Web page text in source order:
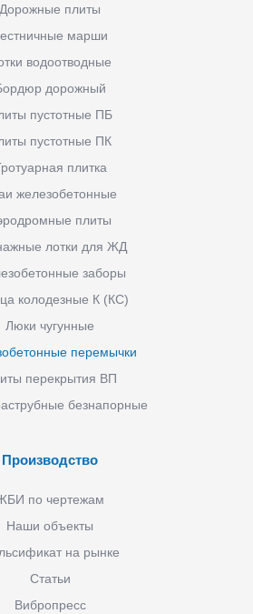
Дорожные плиты
марши
водоотводные
дорожный
пустотные ПБ
пустотные ПК
плитка
железобетонные
плиты
лотки для ЖД
заборы
колодезные К (КС)
Люки чугунные
перемычки
перекрытия ВП
безнапорные
Производство
по чертежам
Наши объекты
на рынке
Статьи
Вибропресс